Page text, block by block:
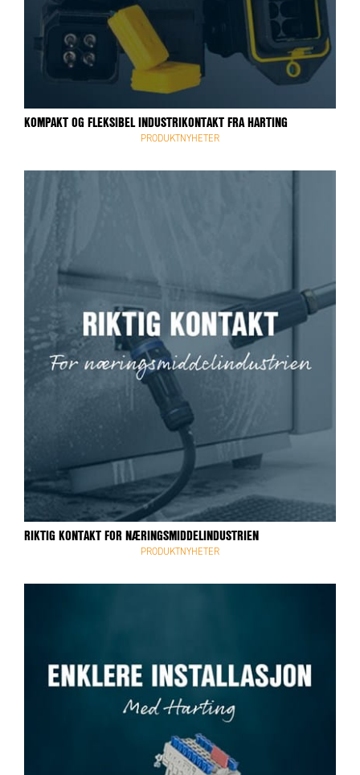
KOMPAKT OG FLEKSIBEL INDUSTRIKONTAKT FRA HARTING
PRODUKTNYHETER
RIKTIG KONTAKT FOR NÆRINGSMIDDELINDUSTRIEN
PRODUKTNYHETER